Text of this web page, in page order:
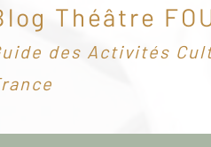
Théâtre
uide des Activités